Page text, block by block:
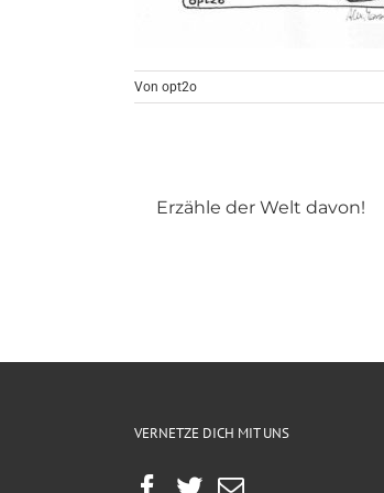
Von opt2o
Erzähle der Welt davon!
VERNETZE DICH MIT UNS